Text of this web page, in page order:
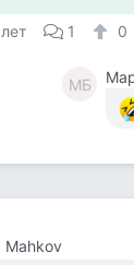
1 0
МБ
Mahkov